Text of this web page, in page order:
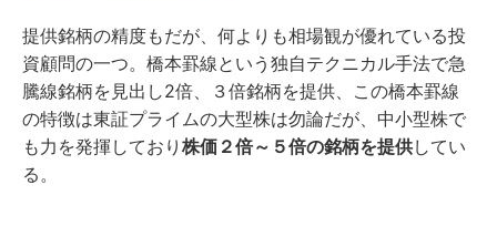
提供銘柄の精度もだが、何よりも相場観が優れている投
資顧問の一つ。橋本罫線という独自テクニカル手法で急
騰線銘柄を見出し2倍、３倍銘柄を提供、この橋本罫線
の特徴は東証プライムの大型株は勿論だが、中小型株で
も力を発揮しており 株価２倍～５倍の銘柄を提供してい
る。